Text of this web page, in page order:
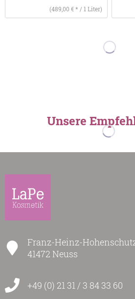
(489,00 € * / 1 Liter)
Unsere
Franz-Heinz-
41472 Neuss
+49 (0) 21 31 / 3 84 33 60